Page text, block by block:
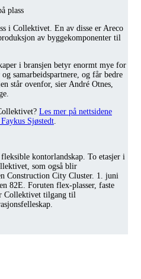
plass
i Collektivet. En av disse er Areco
av byggekomponenter til
i bransjen betyr enormt mye for
samarbeidspartnere, og får bedre
står ovenfor, sier André Otnes,
Les mer på nettsidene
Sjøstedt.
kontorlandskap. To etasjer i
som også blir
Construction City Cluster. 1. juni
82E. Foruten flex-plasser, faste
Collektivet tilgang til